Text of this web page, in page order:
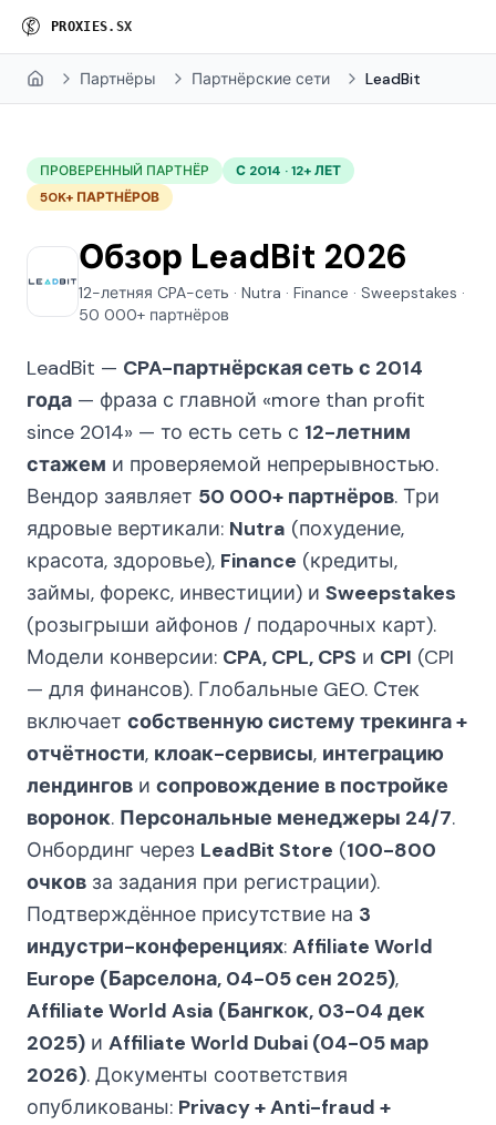
PROXI ES. SX
Home Партнёры Партнёрские сети LeadBit
ПРОВЕРЕННЫЙ ПАРТНЁР
С 2014 · 12+ ЛЕТ
50K+ ПАРТНЁРОВ
Обзор LeadBit 2026
12-летняя CPA-сеть · Nutra · Finance · Sweepstakes ·
50 000+ партнёров
LeadBit — CPA-партнёрская сеть с 2014
года — фраза с главной «more than profit
since 2014» — то есть сеть с 12-летним
стажем и проверяемой непрерывностью.
Вендор заявляет 50 000+ партнёров. Три
ядровые вертикали: Nutra (похудение,
красота, здоровье), Finance (кредиты,
займы, форекс, инвестиции) и Sweepstakes
(розыгрыши айфонов / подарочных карт).
Модели конверсии: CPA, CPL, CPS и CPI (CPI
— для финансов). Глобальные GEO. Стек
включает собственную систему трекинга +
отчётности, клоак-сервисы, интеграцию
лендингов и сопровождение в постройке
воронок. Персональные менеджеры 24/7.
Онбординг через LeadBit Store (100-800
очков за задания при регистрации).
Подтверждённое присутствие на 3
индустри-конференциях: Affiliate World
Europe (Барселона, 04-05 сен 2025),
Affiliate World Asia (Бангкок, 03-04 дек
2025) и Affiliate World Dubai (04-05 мар
2026). Документы соответствия
опубликованы: Privacy + Anti-fraud +